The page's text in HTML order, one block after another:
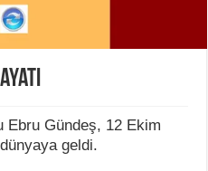
Ebru Gündeş, 12 Ekim
geldi.